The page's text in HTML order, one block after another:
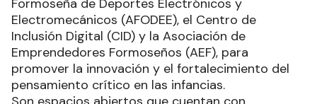
Formoseña de Deportes Electrónicos y
Electromecánicos (AFODEE), el Centro de
Inclusión Digital (CID) y la Asociación de
Emprendedores Formoseños (AEF), para
promover la innovación y el fortalecimiento del
pensamiento crítico en las infancias.